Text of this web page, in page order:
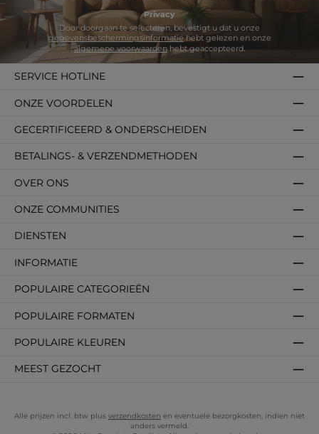
Privacy
gegevensbeschermingsinformatie
algemene voorwaardenhebt geaccepteerd.
SERVICE HOTLINE
DIENSTEN
INFORMATIE
POPULAIRE CATEGORIEËN
POPULAIRE FORMATEN
POPULAIRE KLEUREN
MEEST GEZOCHT
BETALINGS- & VERZENDMETHODEN
OVER ONS
GECERTIFICEERD & ONDERSCHEIDEN
ONZE VOORDELEN
ONZE COMMUNITIES
Alle prijzen incl. btw plus verzendkosten en eventuele bezorgkosten, indien niet
anders vermeld.